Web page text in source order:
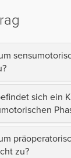
sich ein
zu?